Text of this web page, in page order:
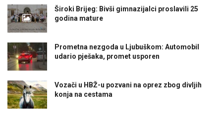
Široki Brijeg: Bivši gimnazijalci proslavili 25
godina mature
Prometna nezgoda u Ljubuškom: Automobil
udario pješaka, promet usporen
Vozači u HBŽ-u pozvani na oprez zbog divljih
konja na cestama